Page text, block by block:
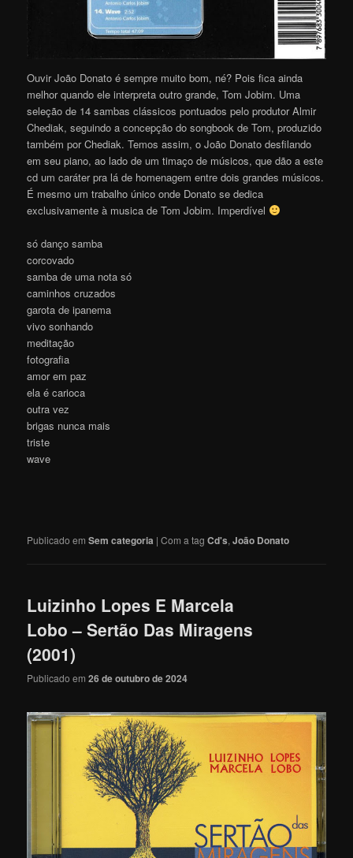
Ouvir João Donato é sempre muito bom, né? Pois fica ainda
melhor quando ele interpreta outro grande, Tom Jobim. Uma
seleção de 14 sambas clássicos pontuados pelo produtor Almir
Chediak, seguindo a concepção do songbook de Tom, produzido
também por Chediak. Temos assim, o João Donato desfilando
em seu piano, ao lado de um timaço de músicos, que dão a este
cd um caráter pra lá de homenagem entre dois grandes músicos.
É mesmo um trabalho único onde Donato se dedica
exclusivamente à musica de Tom Jobim. Imperdível
só danço samba
corcovado
samba de uma nota só
caminhos cruzados
garota de ipanema
vivo sonhando
meditação
fotografia
amor em paz
ela é carioca
outra vez
brigas nunca mais
triste
wave
Publicado em Sem categoria |Com a tagCd's,João Donato
Luizinho Lopes E Marcela
Lobo – Sertão Das Miragens
(2001)
Publicado em26 de outubro de 2024